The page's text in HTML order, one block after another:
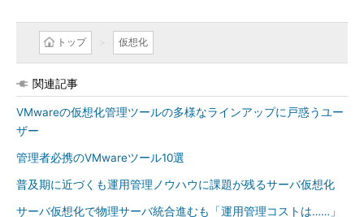
トップ 仮想化
関連記事
VMwareの仮想化管理ツールの多様なラインアップに戸惑うユー
ザー
管理者必携のVMwareツール10選
普及期に近づくも運用管理ノウハウに課題が残るサーバ仮想化
サーバ仮想化で物理サーバ統合進むも「運用管理コストは……」